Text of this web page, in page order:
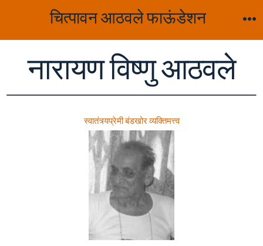
चित्पावन आठवले फाऊंडेशन
नारायण विष्णु आठवले
स्वातंत्र्यप्रेमी बंडखोर व्यक्तिमत्त्व